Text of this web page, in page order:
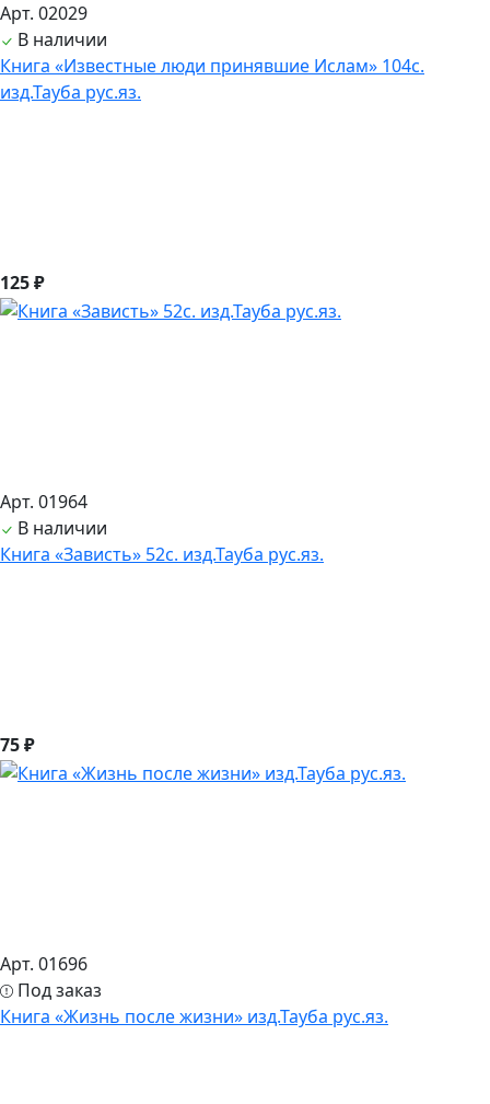
Арт. 02029
В наличии
Книга «Известные люди принявшие Ислам» 104с.
изд.Тауба рус.яз.
125 ₽
Арт. 01964
В наличии
Книга «Зависть» 52с. изд.Тауба рус.яз.
75 ₽
Арт. 01696
Под заказ
Книга «Жизнь после жизни» изд.Тауба рус.яз.